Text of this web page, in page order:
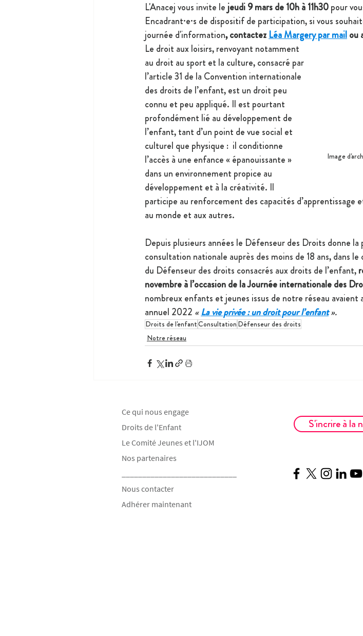
L'Anacej vous invite le jeudi 9 mars de 10h à 11h30 pour
Encadrant·e·s de dispositif de participation, si vous
journée d'information, contactez Léa Margery par mail ou
Image
Le droit aux loisirs, renvoyant notamment
au droit au sport et la culture, consacré par
l’article 31 de la Convention internationale
des droits de l’enfant, est un droit peu
connu et peu appliqué. Il est pourtant
profondément lié au développement de
l’enfant, tant d’un point de vue social et
culturel que physique :  il conditionne
l’accès à une enfance « épanouissante »
dans un environnement propice au
développement et à la créativité. Il
participe au renforcement des capacités d’apprentissage
au monde et aux autres.
Depuis plusieurs années le Défenseur des Droits donne
consultation nationale auprès des moins de 18 ans, dans
du Défenseur des droits consacrés aux droits de l’enfant,
novembre à l’occasion de la Journée internationale des
nombreux enfants et jeunes issus de notre réseau
annuel 2022 « La vie privée : un droit pour l’enfant ».
Droits de l'enfantConsultation Défenseur des droits
Notre réseau
Ce qui nous engage
Droits de l'Enfant
Le Comité Jeunes et l'IJOM
Nos partenaires
Nous contacter
Adhérer maintenant
S'incrire à la